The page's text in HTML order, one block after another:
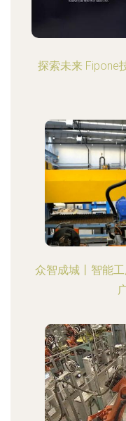
探索未来 Fipone
众智成城丨智能